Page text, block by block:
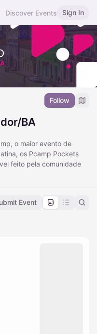
Discover Events Sign In
Follow
BA
o maior evento de
os Pcamp Pockets
feito pela comunidade
Event